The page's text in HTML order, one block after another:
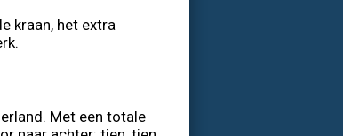
kraan, het extra
Met een totale